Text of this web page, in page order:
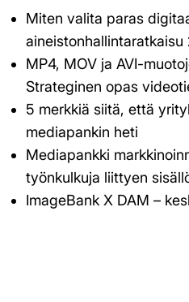
Miten valita paras
aineistonhallintaratkaisu
MP4, MOV ja AVI-
Strateginen opas
5 merkkiä siitä, että
mediapankin heti
Mediapankki
työnkulkuja liittyen
ImageBank X DAM –